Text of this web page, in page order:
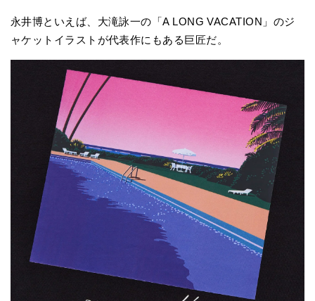
永井博といえば、大滝詠一の「A LONG VACATION」のジ
ャケットイラストが代表作にもある巨匠だ。